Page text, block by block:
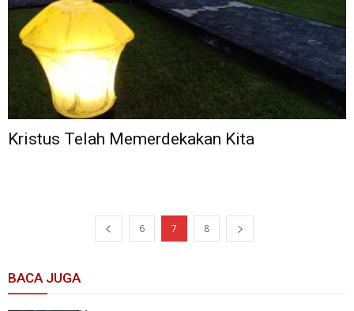
Kristus Telah Memerdekakan Kita
6 7 8
BACA JUGA